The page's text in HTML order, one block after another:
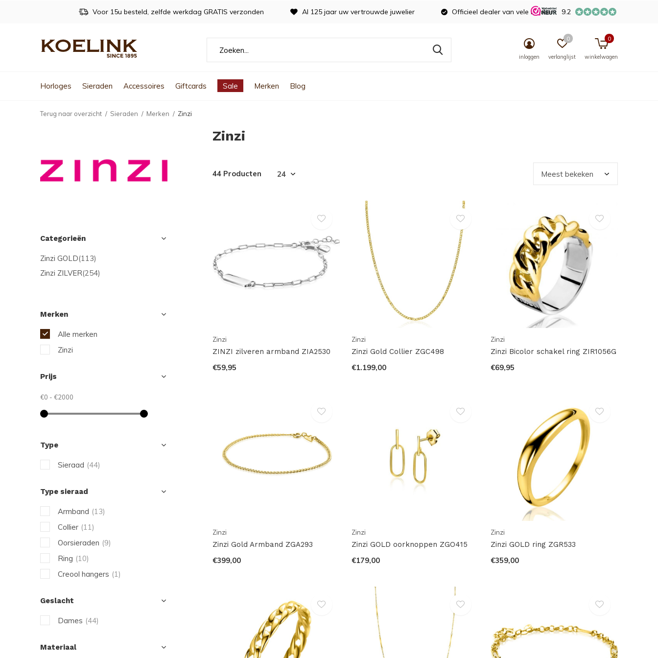
Horloges Sieraden Accessoires Giftcards Sale Merken Blog
inloggen verlanglijst
0
winkelwagen
0
Voor 15u besteld, zelfde werkdag GRATIS verzonden Al 125 jaar uw vertrouwde juwelier Officieel dealer van vele merken 9.2
Terug naar overzicht Sieraden Merken Zinzi
Zinzi
44 Producten
Zinzi
ZINZI zilveren armband ZIA2530
€59,95
Zinzi
Zinzi Gold Collier ZGC498
€1.199,00
Zinzi
Zinzi Bicolor schakel ring ZIR1056G
€69,95
Zinzi
Zinzi Gold Armband ZGA293
€399,00
Zinzi
Zinzi GOLD oorknoppen ZGO415
€179,00
Zinzi
Zinzi GOLD ring ZGR533
€359,00
Categorieën
Zinzi GOLD(113)
Zinzi ZILVER(254)
Merken
Alle merken
Zinzi
Prijs
€0 - €2000
Type
Sieraad (44)
Type sieraad
Armband (13)
Collier (11)
Oorsieraden (9)
Ring (10)
Creool hangers (1)
Geslacht
Dames (44)
Materiaal